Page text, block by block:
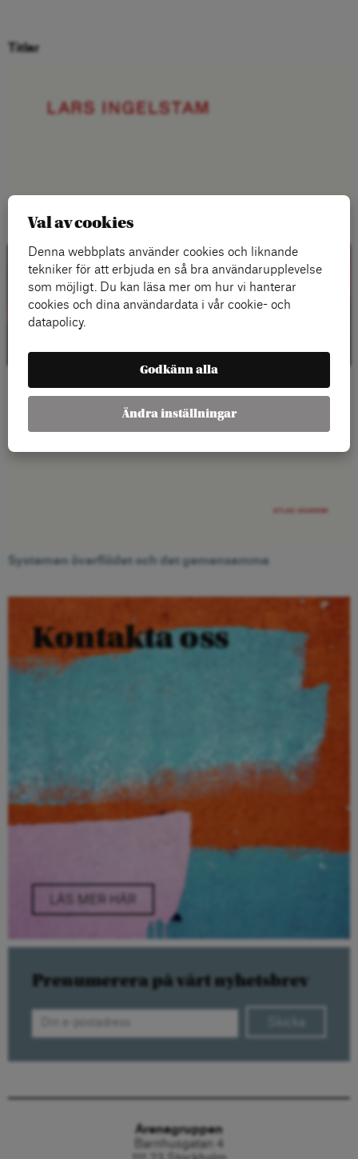
Titlar
Systemen överflödet och det gemensamma
Kontakta oss
Prenumerera på vårt nyhetsbrev
Arenagruppen
Barnhusgatan 4
Val av cookies
Denna webbplats använder cookies och liknande
tekniker för att erbjuda en så bra användarupplevelse
som möjligt. Du kan läsa mer om hur vi hanterar
cookies och dina användardata i vår cookie- och
datapolicy.
Godkänn alla
Ändra inställningar